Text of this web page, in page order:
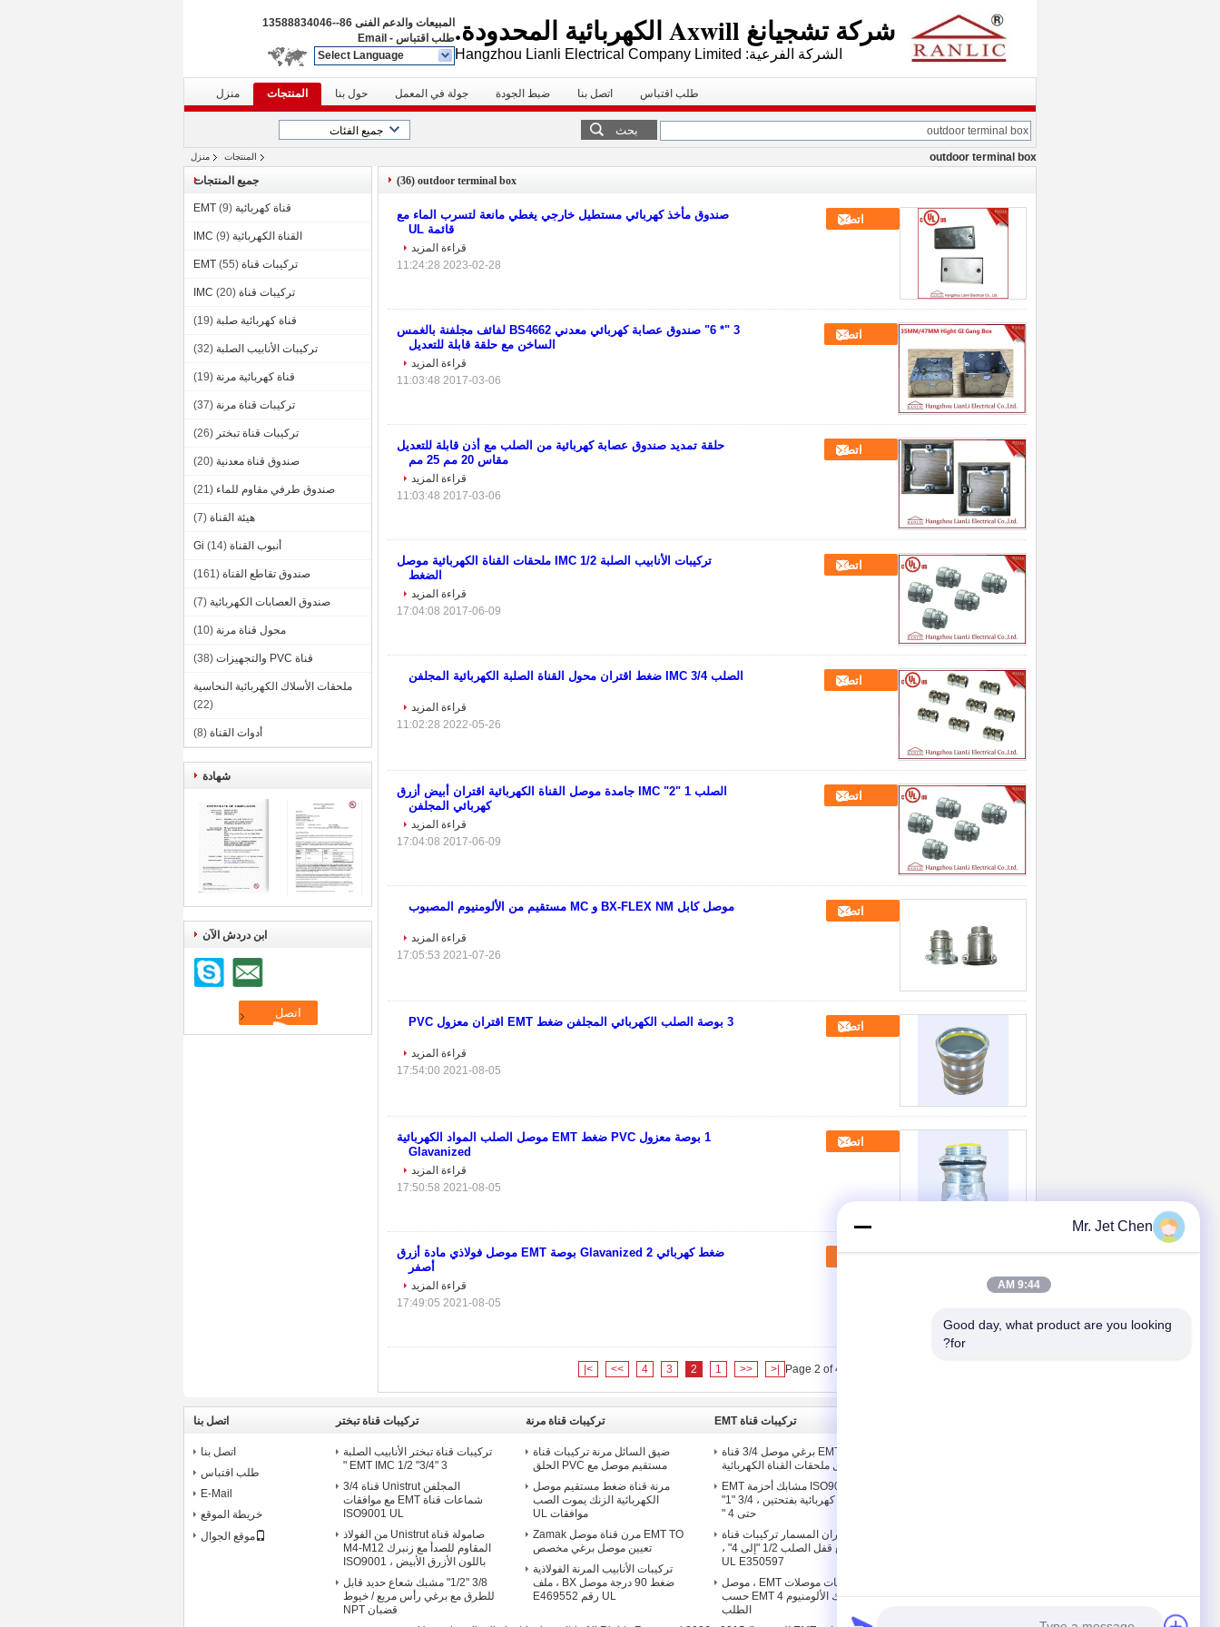
شركة تشجيانغ Axwill الكهربائية المحدودة.
الشركة الفرعية: Hangzhou Lianli Electrical Company Limited
المبيعات والدعم الفنى 86--13588834046
طلب اقتباس -
Email
Select Language
منزل المنتجات حول بنا جولة في المعمل ضبط الجودة اتصل بنا طلب اقتباس
بحث
منزل المنتجات
outdoor terminal box
جميع المنتجات
قناة كهربائية EMT (9)
القناة الكهربائية IMC (9)
تركيبات قناة EMT (55)
تركيبات قناة IMC (20)
قناة كهربائية صلبة (19)
تركيبات الأنابيب الصلبة (32)
قناة كهربائية مرنة (19)
تركيبات قناة مرنة (37)
تركيبات قناة تبختر (26)
صندوق قناة معدنية (20)
صندوق طرفي مقاوم للماء (21)
هيئة القناة (7)
أنبوب القناة Gi (14)
صندوق تقاطع القناة (161)
صندوق العصابات الكهربائية (7)
محول قناة مرنة (10)
قناة PVC والتجهيزات (38)
ملحقات الأسلاك الكهربائية النحاسية
(22)
أدوات القناة (8)
شهادة
ابن دردش الآن
outdoor terminal box
(36)
صندوق مأخذ كهربائي مستطيل خارجي يغطي مانعة لتسرب الماء مع
قائمة UL
اتصل
قراءة المزيد
2023-02-28 11:24:28
3 "* 6" صندوق عصابة كهربائي معدني BS4662 لفائف مجلفنة بالغمس
الساخن مع حلقة قابلة للتعديل
اتصل
قراءة المزيد
2017-03-06 11:03:48
حلقة تمديد صندوق عصابة كهربائية من الصلب مع أذن قابلة للتعديل
مقاس 20 مم 25 مم
اتصل
قراءة المزيد
2017-03-06 11:03:48
تركيبات الأنابيب الصلبة IMC 1/2 ملحقات القناة الكهربائية موصل
الضغط
اتصل
قراءة المزيد
2017-06-09 17:04:08
الصلب IMC 3/4 ضغط اقتران محول القناة الصلبة الكهربائية المجلفن اتصل
قراءة المزيد
2022-05-26 11:02:28
الصلب 1 "2" IMC جامدة موصل القناة الكهربائية اقتران أبيض أزرق
كهربائي المجلفن
اتصل
قراءة المزيد
2017-06-09 17:04:08
موصل كابل BX-FLEX NM و MC مستقيم من الألومنيوم المصبوب اتصل
قراءة المزيد
2021-07-26 17:05:53
3 بوصة الصلب الكهربائي المجلفن ضغط EMT اقتران معزول PVC اتصل
قراءة المزيد
2021-08-05 17:54:00
1 بوصة معزول PVC ضغط EMT موصل الصلب المواد الكهربائية
Glavanized
اتصل
قراءة المزيد
2021-08-05 17:50:58
ضغط كهربائي Glavanized 2 بوصة EMT موصل فولاذي مادة أزرق
أصفر
اتصل
قراءة المزيد
2021-08-05 17:49:05
Page 2 of 4
|<
<<
1
2
3
4
>>
>|
تركيبات قناة EMT
1/2 EMT Set برغي موصل 3/4 قناة
موصل ملحقات القناة الكهربائية
ISO9001 مشابك أحزمة EMT
مجلفنة كهربائية بفتحتين ، 3/4 "1"
حتى 4 "
ضبط اقتران المسمار تركيبات قناة
EMT مع قفل الصلب 1/2 "إلى 4" ،
UL E350597
1/2 تركيبات موصلات EMT ، موصل
سبائك الألومنيوم 4 EMT حسب
الطلب
تركيبات قناة مرنة
ضيق السائل مرنة تركيبات قناة
مستقيم موصل مع PVC الحلق
مرنة قناة ضغط مستقيم موصل
الكهربائية الزنك يموت الصب
موافقات UL
EMT TO مرن قناة موصل Zamak
تعيين موصل برغي مخصص
تركيبات الأنابيب المرنة الفولاذية
ضغط 90 درجة موصل BX ، ملف
UL رقم E469552
تركيبات قناة تبختر
تركيبات قناة تبختر الأنابيب الصلبة
EMT IMC 1/2 "3/4" 3 "
المجلفن Unistrut قناة 3/4
شماعات قناة EMT مع موافقات
ISO9001 UL
صامولة قناة Unistrut من الفولاذ
المقاوم للصدأ مع زنبرك M4-M12
باللون الأزرق الأبيض ، ISO9001
3/8 "1/2" مشبك شعاع حديد قابل
للطرق مع برغي رأس مربع / خيوط
قضبان NPT
اتصل بنا
اتصل بنا
طلب اقتباس
E-Mail
خريطة الموقع
موقع الجوال
Mr. Jet Chen
9:44 AM
Good day, what product are you looking
for?